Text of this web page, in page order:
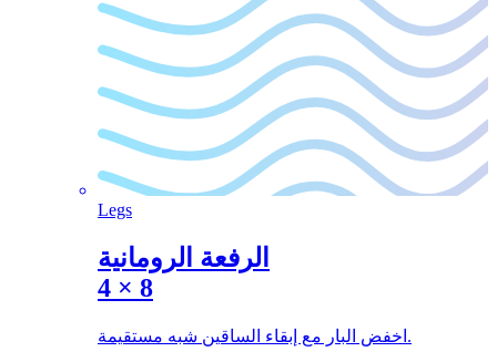
Legs
الرفعة الرومانية
4 × 8
اخفض البار مع إبقاء الساقين شبه مستقيمة.